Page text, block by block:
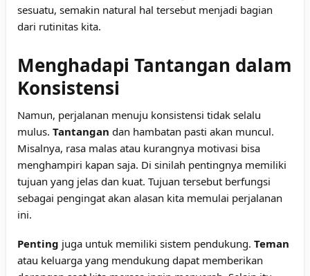
sesuatu, semakin natural hal tersebut menjadi bagian
dari rutinitas kita.
Menghadapi Tantangan dalam
Konsistensi
Namun, perjalanan menuju konsistensi tidak selalu
mulus. Tantangan dan hambatan pasti akan muncul.
Misalnya, rasa malas atau kurangnya motivasi bisa
menghampiri kapan saja. Di sinilah pentingnya memiliki
tujuan yang jelas dan kuat. Tujuan tersebut berfungsi
sebagai pengingat akan alasan kita memulai perjalanan
ini.
Penting juga untuk memiliki sistem pendukung. Teman
atau keluarga yang mendukung dapat memberikan